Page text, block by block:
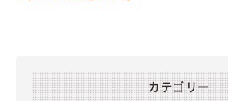
カテゴリー